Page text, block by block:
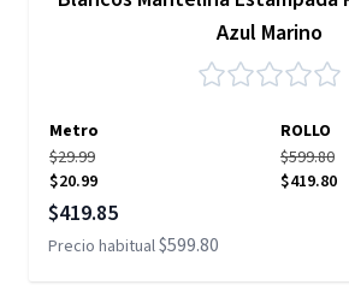
Azul Marino
Metro
ROLLO
$29.99
$20.99
$599.80
$419.80
Precio especial
$419.85
Precio habitual$599.80